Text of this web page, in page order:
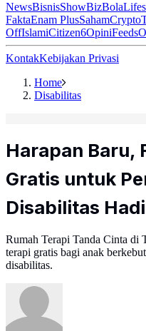
NewsBisnisShowBizBola
FaktaEnam PlusSahamCrypto
OffIslamiCitizen6OpiniFeeds
KontakKebijakan Privasi
Home
Disabilitas
Harapan Baru,
Gratis untuk
Disabilitas
Rumah Terapi Tanda Cinta di
terapi gratis bagi anak
disabilitas.